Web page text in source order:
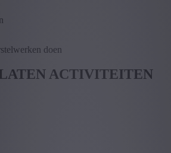
doen
ACTIVITEITEN